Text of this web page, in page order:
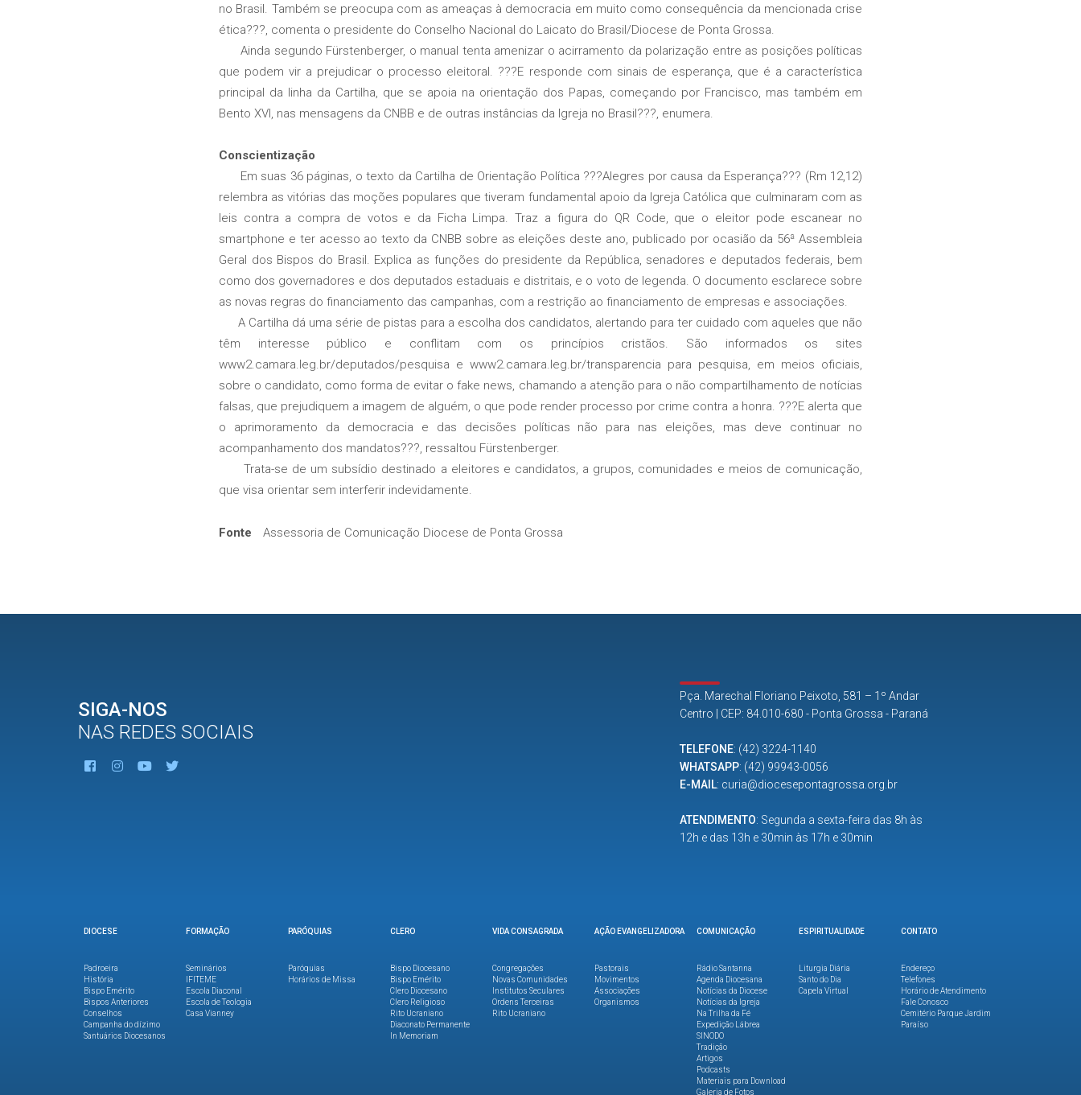
no Brasil. Também se preocupa com as ameaças à democracia em muito como consequência da mencionada crise
ética???, comenta o presidente do Conselho Nacional do Laicato do Brasil/Diocese de Ponta Grossa.
Ainda segundo Fürstenberger, o manual tenta amenizar o acirramento da polarização entre as posições políticas
que podem vir a prejudicar o processo eleitoral. ???E responde com sinais de esperança, que é a característica
principal da linha da Cartilha, que se apoia na orientação dos Papas, começando por Francisco, mas também em
Bento XVI, nas mensagens da CNBB e de outras instâncias da Igreja no Brasil???, enumera.
Conscientização
Em suas 36 páginas, o texto da Cartilha de Orientação Política ???Alegres por causa da Esperança??? (Rm 12,12)
relembra as vitórias das moções populares que tiveram fundamental apoio da Igreja Católica que culminaram com as
leis contra a compra de votos e da Ficha Limpa. Traz a figura do QR Code, que o eleitor pode escanear no
smartphone e ter acesso ao texto da CNBB sobre as eleições deste ano, publicado por ocasião da 56ª Assembleia
Geral dos Bispos do Brasil. Explica as funções do presidente da República, senadores e deputados federais, bem
como dos governadores e dos deputados estaduais e distritais, e o voto de legenda. O documento esclarece sobre
as novas regras do financiamento das campanhas, com a restrição ao financiamento de empresas e associações.
A Cartilha dá uma série de pistas para a escolha dos candidatos, alertando para ter cuidado com aqueles que não
têm interesse público e conflitam com os princípios cristãos. São informados os sites
www2.camara.leg.br/deputados/pesquisa e www2.camara.leg.br/transparencia para pesquisa, em meios oficiais,
sobre o candidato, como forma de evitar o fake news, chamando a atenção para o não compartilhamento de notícias
falsas, que prejudiquem a imagem de alguém, o que pode render processo por crime contra a honra. ???E alerta que
o aprimoramento da democracia e das decisões políticas não para nas eleições, mas deve continuar no
acompanhamento dos mandatos???, ressaltou Fürstenberger.
Trata-se de um subsídio destinado a eleitores e candidatos, a grupos, comunidades e meios de comunicação,
que visa orientar sem interferir indevidamente.
Fonte Assessoria de Comunicação Diocese de Ponta Grossa
SIGA-NOS
NAS REDES SOCIAIS
Pça. Marechal Floriano Peixoto, 581 – 1º Andar
Centro | CEP: 84.010-680 - Ponta Grossa - Paraná
TELEFONE: (42) 3224-1140
WHATSAPP: (42) 99943-0056
E-MAIL: curia@diocesepontagrossa.org.br
ATENDIMENTO: Segunda a sexta-feira das 8h às
12h e das 13h e 30min às 17h e 30min
DIOCESE
Padroeira
História
Bispo Emérito
Bispos Anteriores
Conselhos
Campanha do dízimo
Santuários Diocesanos
FORMAÇÃO
Seminários
IFITEME
Escola Diaconal
Escola de Teologia
Casa Vianney
PARÓQUIAS
Paróquias
Horários de Missa
CLERO
Bispo Diocesano
Bispo Emérito
Clero Diocesano
Clero Religioso
Rito Ucraniano
Diaconato Permanente
In Memoriam
VIDA CONSAGRADA
Congregações
Novas Comunidades
Institutos Seculares
Ordens Terceiras
Rito Ucraniano
AÇÃO EVANGELIZADORA
Pastorais
Movimentos
Associações
Organismos
COMUNICAÇÃO
Rádio Santanna
Agenda Diocesana
Notícias da Diocese
Notícias da Igreja
Na Trilha da Fé
Expedição Lábrea
SINODO
Tradição
Artigos
Podcasts
Materiais para Download
Galeria de Fotos
ESPIRITUALIDADE
Liturgia Diária
Santo do Dia
Capela Virtual
CONTATO
Endereço
Telefones
Horário de Atendimento
Fale Conosco
Cemitério Parque Jardim
Paraíso